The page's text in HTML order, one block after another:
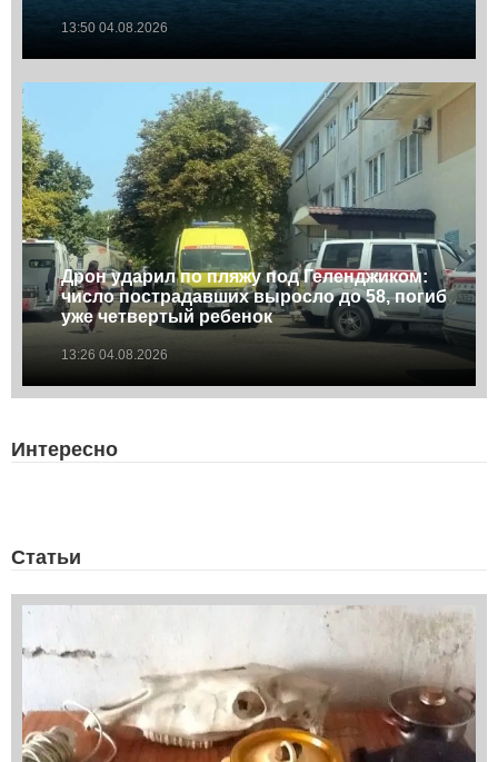
13:50 04.08.2026
Дрон ударил по пляжу под Геленджиком:
число пострадавших выросло до 58, погиб
уже четвертый ребенок
13:26 04.08.2026
Интересно
Статьи